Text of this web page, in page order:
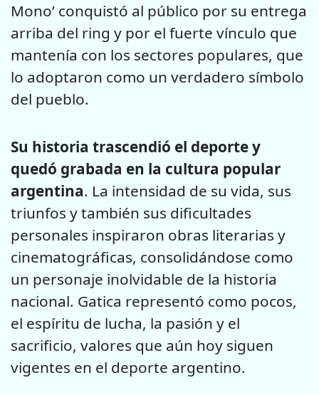
Mono’ conquistó al público por su entrega
arriba del ring y por el fuerte vínculo que
mantenía con los sectores populares, que
lo adoptaron como un verdadero símbolo
del pueblo.
Su historia trascendió el deporte y
quedó grabada en la cultura popular
argentina. La intensidad de su vida, sus
triunfos y también sus dificultades
personales inspiraron obras literarias y
cinematográficas, consolidándose como
un personaje inolvidable de la historia
nacional. Gatica representó como pocos,
el espíritu de lucha, la pasión y el
sacrificio, valores que aún hoy siguen
vigentes en el deporte argentino.